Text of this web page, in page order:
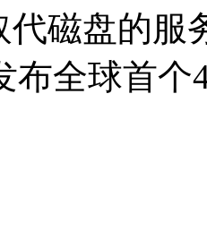
代磁盘的服
布全球首